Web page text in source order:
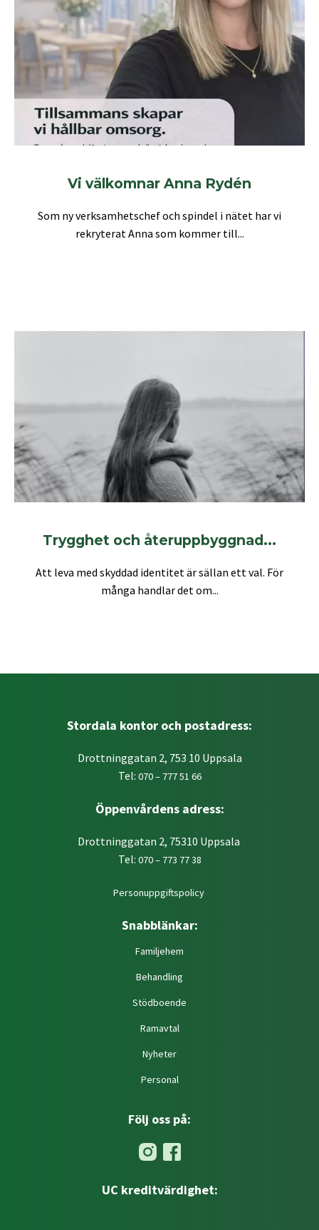
Vi välkomnar Anna Rydén
Som ny verksamhetschef och spindel i nätet har vi
rekryterat Anna som kommer till...
Trygghet och återuppbyggnad...
Att leva med skyddad identitet är sällan ett val. För
många handlar det om...
Stordala kontor och postadress:
Drottninggatan 2, 753 10 Uppsala
Tel: 070 – 777 51 66
Öppenvårdens adress:
Drottninggatan 2, 75310 Uppsala
Tel: 070 – 773 77 38
Personuppgiftspolicy
Snabblänkar:
Familjehem
Behandling
Stödboende
Ramavtal
Nyheter
Personal
Följ oss på:
UC kreditvärdighet: